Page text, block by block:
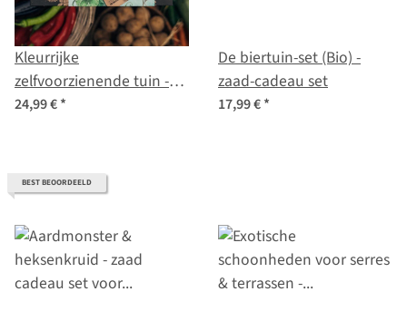
Kleurrijke
zelfvoorzienende tuin -
bio-zaad-vermeerdering
24,99 €*
De biertuin-set (Bio) -
zaad-cadeau set
17,99 €*
BEST BEOORDEELD